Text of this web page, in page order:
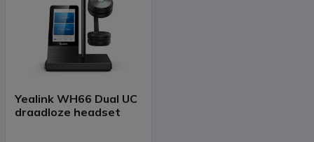
Yealink WH66 Dual UC
draadloze headset